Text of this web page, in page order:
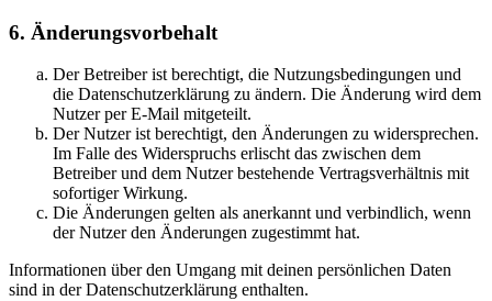
6. Änderungsvorbehalt
Der Betreiber ist berechtigt, die Nutzungsbedingungen und
die Datenschutzerklärung zu ändern. Die Änderung wird dem
Nutzer per E-Mail mitgeteilt.
Der Nutzer ist berechtigt, den Änderungen zu widersprechen.
Im Falle des Widerspruchs erlischt das zwischen dem
Betreiber und dem Nutzer bestehende Vertragsverhältnis mit
sofortiger Wirkung.
Die Änderungen gelten als anerkannt und verbindlich, wenn
der Nutzer den Änderungen zugestimmt hat.
Informationen über den Umgang mit deinen persönlichen Daten
sind in der Datenschutzerklärung enthalten.